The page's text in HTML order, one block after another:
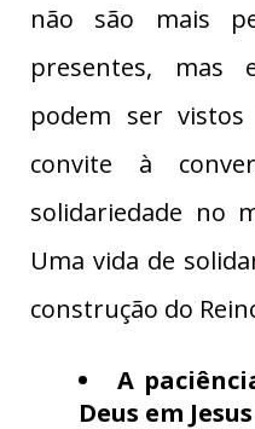
não são mais
presentes, mas
podem ser vistos
convite à
solidariedade no
Uma vida de
construção do
A
Deus em